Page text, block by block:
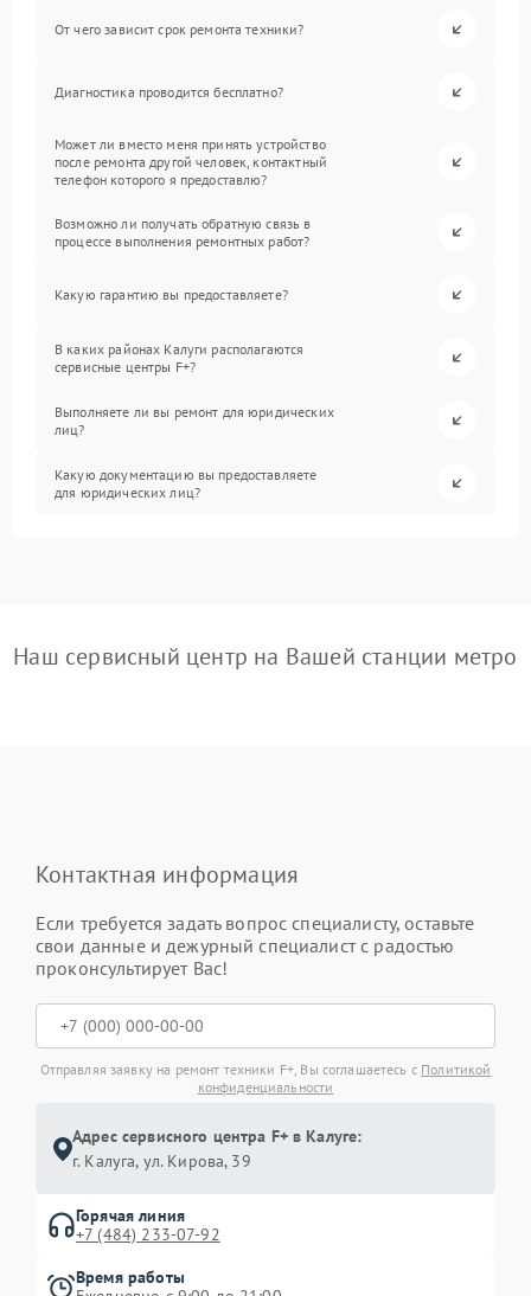
От чего зависит срок ремонта техники?
Диагностика проводится бесплатно?
Может ли вместо меня принять устройство
после ремонта другой человек, контактный
телефон которого я предоставлю?
Возможно ли получать обратную связь в
процессе выполнения ремонтных работ?
Какую гарантию вы предоставляете?
В каких районах Калуги располагаются
сервисные центры F+?
Выполняете ли вы ремонт для юридических
лиц?
Какую документацию вы предоставляете
для юридических лиц?
Наш сервисный центр на Вашей станции метро
Контактная информация
Если требуется задать вопрос специалисту, оставьте
свои данные и дежурный специалист с радостью
проконсультирует Вас!
Отправляя заявку на ремонт техники F+, Вы соглашаетесь с Политикой
конфиденциальности
Адрес сервисного центра F+ в Калуге:
г. Калуга, ул. Кирова, 39
Горячая линия
+7 (484) 233-07-92
Время работы